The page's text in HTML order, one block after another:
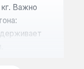
Важно